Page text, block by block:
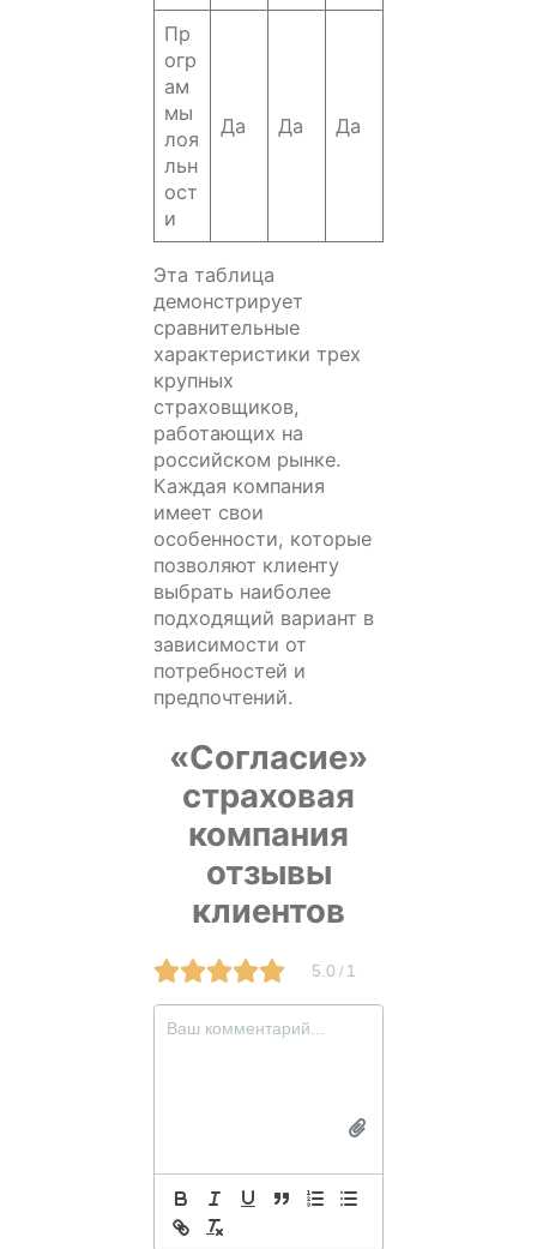
Пр
огр
ам
мы
лоя
льн
ост
и
Да Да Да
Эта таблица
демонстрирует
сравнительные
характеристики трех
крупных
страховщиков,
работающих на
российском рынке.
Каждая компания
имеет свои
особенности, которые
позволяют клиенту
выбрать наиболее
подходящий вариант в
зависимости от
потребностей и
предпочтений.
«Согласие»
страховая
компания
отзывы
клиентов
5.0 / 1